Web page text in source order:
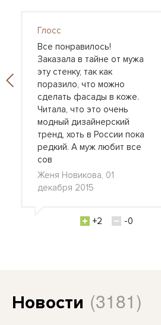
Глосс
Все понравилось!
Заказала в тайне от мужа
эту стенку, так как
поразило, что можно
сделать фасады в коже.
Читала, что это очень
модный дизайнерский
тренд, хоть в России пока
редкий. А муж любит все
сов
Женя Новикова, 01
декабря 2015
+2 -0
Новости (3181)